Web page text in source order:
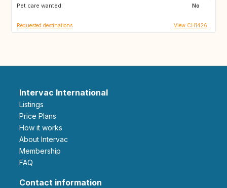
Pet care wanted:
No
Requested destinations View CH1426
Intervac International
Listings
Price Plans
How it works
About Intervac
Membership
FAQ
Contact information